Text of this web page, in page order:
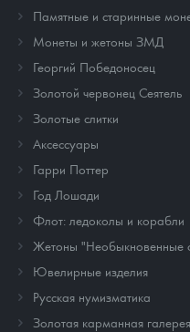
Памятные и старинные
Монеты и жетоны ЗМД
Георгий Победоносец
Золотой червонец Сеятель
Золотые слитки
Аксессуары
Гарри Поттер
Год Лошади
Флот: ледоколы и корабли
Жетоны "Необыкновенные
Ювелирные изделия
Русская нумизматика
Золотая карманная галерея